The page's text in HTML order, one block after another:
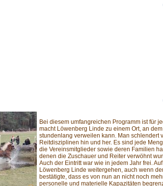
Bei diesem umfangreichen Programm ist für
macht Löwenberg Linde zu einem Ort, an
stundenlang verweilen kann. Man schlendert
Reitdisziplinen hin und her. Es sind jede
die Vereinsmitglieder sowie deren Familien
denen die Zuschauer und Reiter verwöhnt
Auch der Eintritt war wie in jedem Jahr frei.
Löwenberg Linde weitergehen, auch wenn
bestätigte, dass es von nun an nicht noch
personelle und materielle Kapazitäten